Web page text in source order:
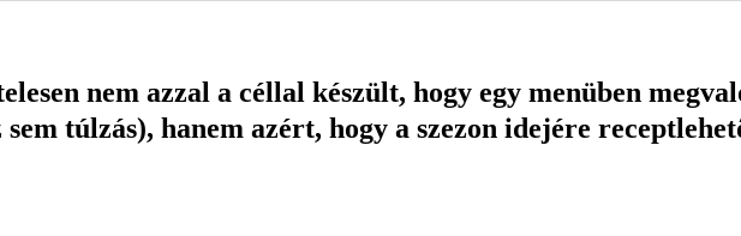
nem azzal a céllal készült, hogy egy menüben
túlzás), hanem azért, hogy a szezon idejére